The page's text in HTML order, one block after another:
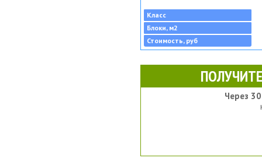
Класс
Блоки, м2
Стоимость, руб
Через